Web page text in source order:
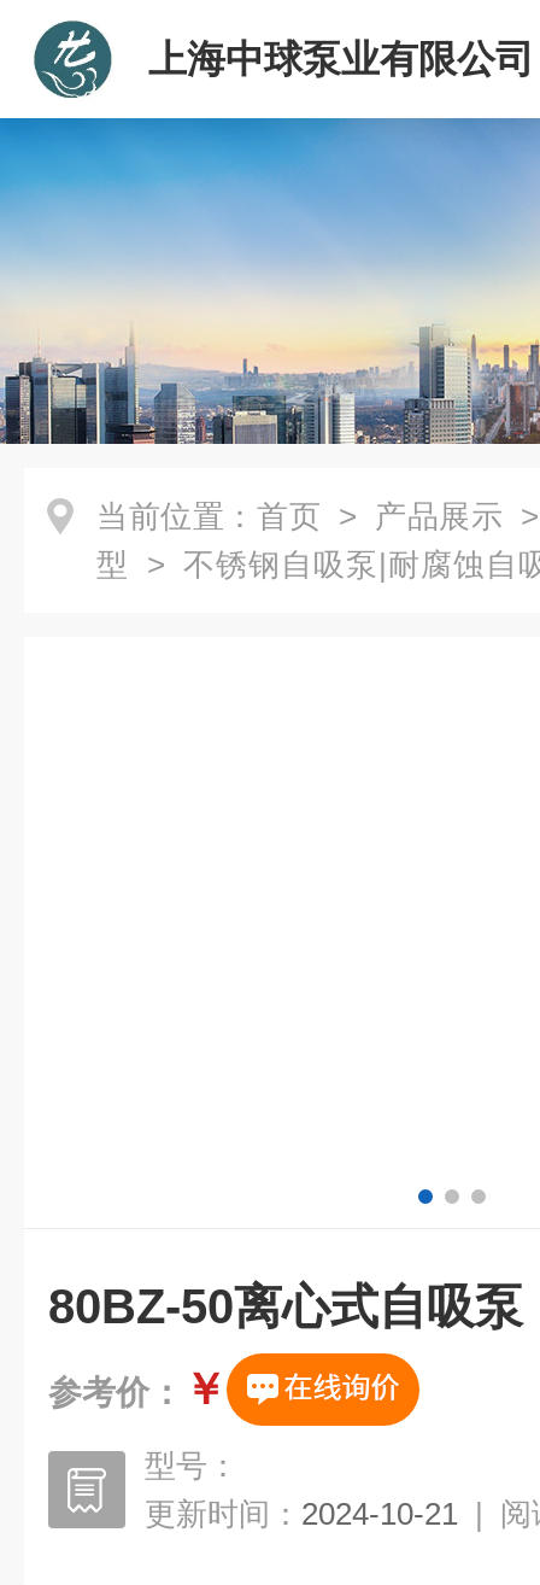
上海中球泵业有限公司
当前位置： 首页 > 产品展示
型 > 不锈钢自吸泵|耐腐蚀自
80BZ-50离心式自吸泵
参考价： ￥
型号：
更新时间： 2024-10-21 | 阅